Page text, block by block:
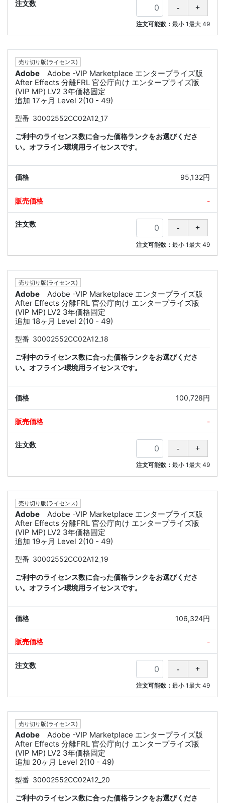
注文可能数： 最小 1最大 49
売り切り版(ライセンス)
Adobe
Adobe -VIP Marketplace エンタープライズ版
After Effects 分離FRL 官公庁向け エンタープライズ版
(VIP MP) LV2 3年価格固定
追加 17ヶ月 Level 2(10 - 49)
型番 30002552CC02A12_17
ご利中のライセンス数に合った価格ランクをお選びくださ
い。オフライン環境用ライセンスです。
95,132円
-
注文可能数： 最小 1最大 49
売り切り版(ライセンス)
Adobe
Adobe -VIP Marketplace エンタープライズ版
After Effects 分離FRL 官公庁向け エンタープライズ版
(VIP MP) LV2 3年価格固定
追加 18ヶ月 Level 2(10 - 49)
型番 30002552CC02A12_18
ご利中のライセンス数に合った価格ランクをお選びくださ
い。オフライン環境用ライセンスです。
100,728円
-
注文可能数： 最小 1最大 49
売り切り版(ライセンス)
Adobe
Adobe -VIP Marketplace エンタープライズ版
After Effects 分離FRL 官公庁向け エンタープライズ版
(VIP MP) LV2 3年価格固定
追加 19ヶ月 Level 2(10 - 49)
型番 30002552CC02A12_19
ご利中のライセンス数に合った価格ランクをお選びくださ
い。オフライン環境用ライセンスです。
106,324円
-
注文可能数： 最小 1最大 49
売り切り版(ライセンス)
Adobe
Adobe -VIP Marketplace エンタープライズ版
After Effects 分離FRL 官公庁向け エンタープライズ版
(VIP MP) LV2 3年価格固定
追加 20ヶ月 Level 2(10 - 49)
型番 30002552CC02A12_20
ご利中のライセンス数に合った価格ランクをお選びくださ